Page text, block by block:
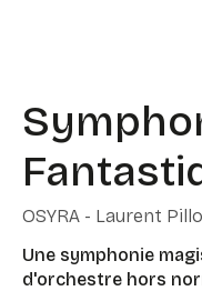
OSYRA - Laurent
Une symphonie
d'orchestre hors